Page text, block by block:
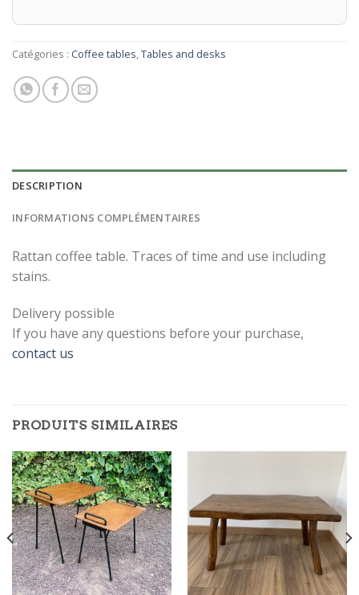
Catégories : Coffee tables,Tables and desks
DESCRIPTION
INFORMATIONS COMPLÉMENTAIRES
Rattan coffee table. Traces of time and use including
stains.
Delivery possible
If you have any questions before your purchase,
contact us
PRODUITS SIMILAIRES